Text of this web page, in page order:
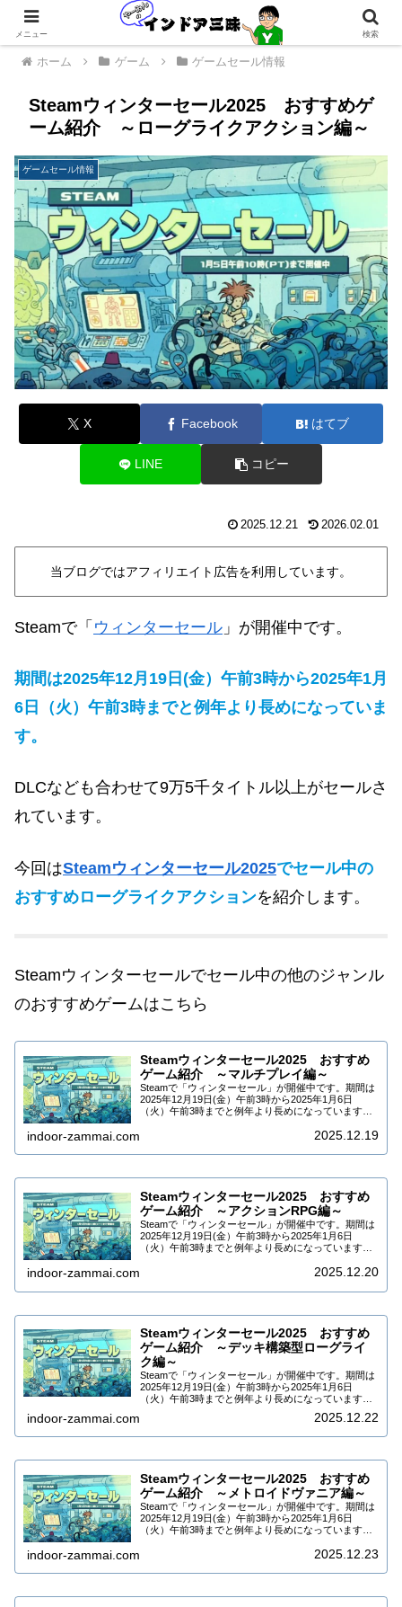
ホーム ゲーム ゲームセール情報
Steamウィンターセール2025 おすすめゲ
ーム紹介 ～ローグライクアクション編～
ゲームセール情報
X Facebook はてブ
LINE コピー
2025.12.21 2026.02.01
当ブログではアフィリエイト広告を利用しています。
Steamで「 ウィンターセール 」が開催中です。
期間は2025年12月19日(金）午前3時から2025年1月
6日（火）午前3時までと例年より長めになっていま
す。
DLCなども合わせて9万5千タイトル以上がセールさ
れています。
今回はSteamウィンターセール2025でセール中の
おすすめローグライクアクションを紹介します。
Steamウィンターセールでセール中の他のジャンル
のおすすめゲームはこちら
Steamウィンターセール2025 おすすめ
ゲーム紹介 ～マルチプレイ編～
Steamで「ウィンターセール」が開催中です。期間は
2025年12月19日(金）午前3時から2025年1月6日
（火）午前3時までと例年より長めになっています。
indoor-zammai.com 2025.12.19
Steamウィンターセール2025 おすすめ
ゲーム紹介 ～アクションRPG編～
Steamで「ウィンターセール」が開催中です。期間は
2025年12月19日(金）午前3時から2025年1月6日
（火）午前3時までと例年より長めになっています。
indoor-zammai.com 2025.12.20
Steamウィンターセール2025 おすすめ
ゲーム紹介 ～デッキ構築型ローグライ
ク編～
Steamで「ウィンターセール」が開催中です。期間は
2025年12月19日(金）午前3時から2025年1月6日
（火）午前3時までと例年より長めになっています。
indoor-zammai.com 2025.12.22
Steamウィンターセール2025 おすすめ
ゲーム紹介 ～メトロイドヴァニア編～
Steamで「ウィンターセール」が開催中です。期間は
2025年12月19日(金）午前3時から2025年1月6日
（火）午前3時までと例年より長めになっています。
indoor-zammai.com 2025.12.23
メニュー 検索